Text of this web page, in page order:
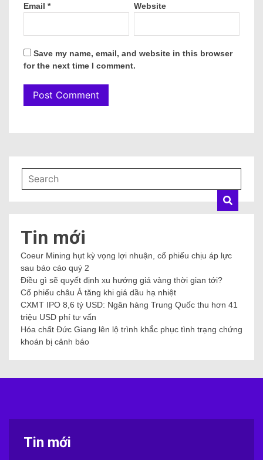
Email * Website
Save my name, email, and website in this browser
for the next time I comment.
Tin mới
Coeur Mining hụt kỳ vọng lợi nhuận, cổ phiếu chịu áp lực
sau báo cáo quý 2
Điều gì sẽ quyết định xu hướng giá vàng thời gian tới?
Cổ phiếu châu Á tăng khi giá dầu hạ nhiệt
CXMT IPO 8,6 tỷ USD: Ngân hàng Trung Quốc thu hơn 41
triệu USD phí tư vấn
Hóa chất Đức Giang lên lộ trình khắc phục tình trạng chứng
khoán bị cảnh báo
Tin mới